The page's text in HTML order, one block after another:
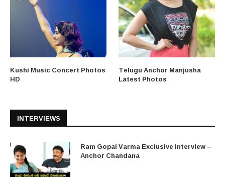
Kushi Music Concert Photos
HD
Telugu Anchor Manjusha
Latest Photos
INTERVIEWS
Ram Gopal Varma Exclusive Interview –
Anchor Chandana